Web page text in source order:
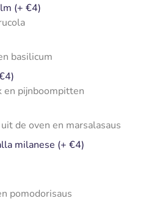
(+ €4)
basilicum
en pijnboompitten
de oven en marsalasaus
milanese (+ €4)
pomodorisaus